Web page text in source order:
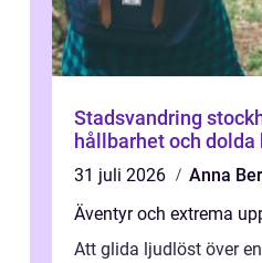
Stadsvandring stockholm
hållbarhet och dolda
31 juli 2026
Anna
Äventyr och extrema
Att glida ljudlöst över